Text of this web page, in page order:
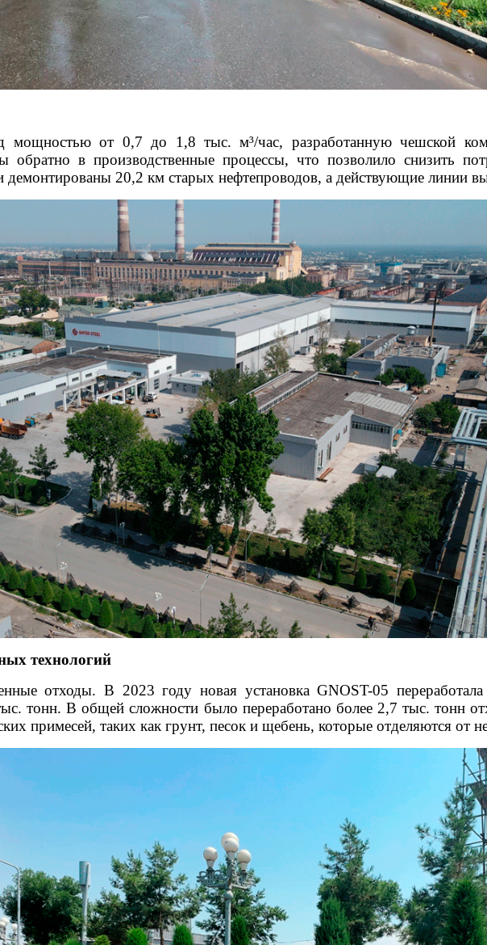
мощностью от 0,7 до 1,8 тыс. м³/час, разработанную чешской
обратно в производственные процессы, что позволило снизить
20,2 км старых нефтепроводов, а действующие линии
технологий
отходы. В 2023 году новая установка GNOST-05
тонн. В общей сложности было переработано более 2,7 тыс. тонн
примесей, таких как грунт, песок и щебень, которые отделяются от